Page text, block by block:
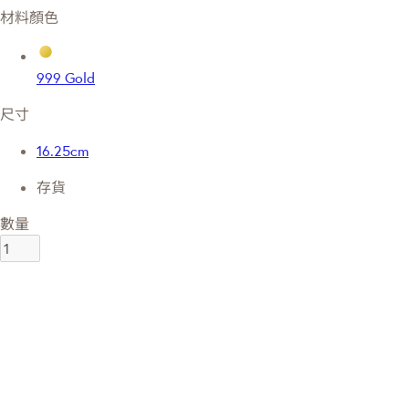
材料顏色
999 Gold
尺寸
16.25cm
存貨
數量